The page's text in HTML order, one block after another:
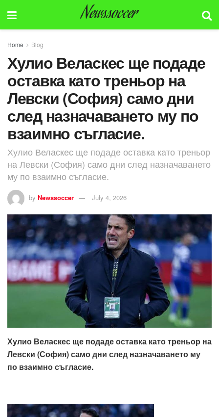
Newssoccer
Home Blog
Хулио Веласкес ще подаде
оставка като треньор на
Левски (София) само дни
след назначаването му по
взаимно съгласие.
Хулио Веласкес ще подаде оставка като треньор
на Левски (София) само дни след назначаването
му по взаимно съгласие.
by Newssoccer July 4, 2026
Хулио Веласкес ще подаде оставка като треньор на
Левски (София) само дни след назначаването му
по взаимно съгласие.